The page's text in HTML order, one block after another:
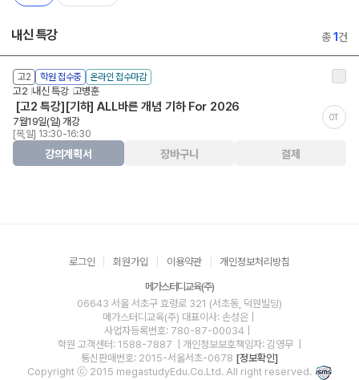
내신 특강 총1 건
고2 학원 접수중 온라인 접수마감
고2 내신 특강 고병훈
[고2 특강][기하] ALL바른 개념 기하 For 2026
OT
7월19일(일) 개강
[목,일] 13:30-16:30
강의계획서 장바구니 결제
로그인 회원가입 이용약관 개인정보처리방침
메가스터디교육(주)
06643 서울 서초구 효령로 321 (서초동, 덕원빌딩)
메가스터디교육(주) 대표이사: 손성은 |
사업자등록번호: 780-87-00034
학원 고객센터: 1588-7887
| 개인정보보호책임자: 김영무
통신판매번호: 2015-서울서초-0678 [정보확인]
Copyright ⓒ 2015 megastudyEdu.Co.Ltd. All right reserved.